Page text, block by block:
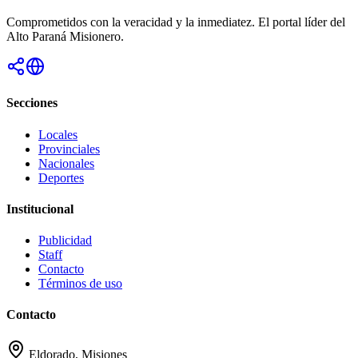
Comprometidos con la veracidad y la inmediatez. El portal líder del
Alto Paraná Misionero.
Secciones
Locales
Provinciales
Nacionales
Deportes
Institucional
Publicidad
Staff
Contacto
Términos de uso
Contacto
Eldorado, Misiones